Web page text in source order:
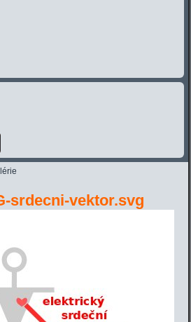
srdecni-vektor.svg